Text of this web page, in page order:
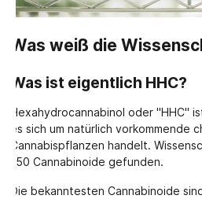
Was weiß die
Was ist eigentlich HHC?
Hexahydrocannabinol oder "HHC"
es sich um natürlich vorkommende
Cannabispflanzen handelt.
150 Cannabinoide gefunden.
Die bekanntesten Cannabinoide